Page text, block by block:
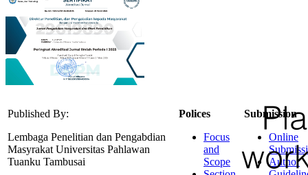
Published By:
Lembaga Penelitian dan Pengabdian
Masyrakat Universitas Pahlawan
Tuanku Tambusai
Polices
Focus
and
Scope
Submission
Online
Author